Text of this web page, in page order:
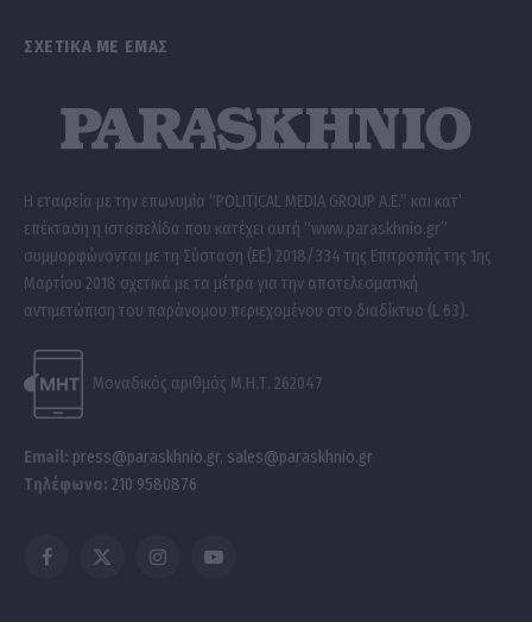
ΣΧΕΤΙΚΑ ΜΕ ΕΜΑΣ
Η εταιρεία με την επωνυμία “POLITICAL MEDIA GROUP A.E.” και κατ’
επέκταση η ιστοσελίδα που κατέχει αυτή “www.paraskhnio.gr”
συμμορφώνονται με τη Σύσταση (ΕΕ) 2018/334 της Επιτροπής της 1ης
Μαρτίου 2018 σχετικά με τα μέτρα για την αποτελεσματική
αντιμετώπιση του παράνομου περιεχομένου στο διαδίκτυο (L 63).
Μοναδικός αριθμός Μ.Η.Τ. 262047
Email: press@paraskhnio.gr, sales@paraskhnio.gr
Τηλέφωνο: 210 9580876
Facebook
X
InstagramYouTube